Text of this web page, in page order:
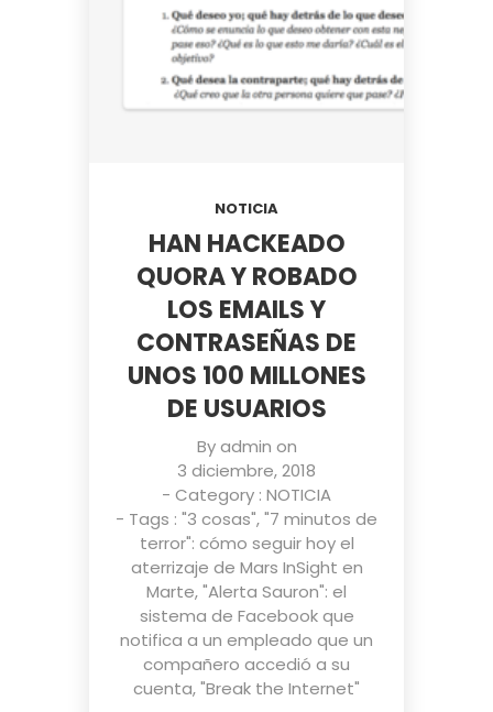
NOTICIA
HAN HACKEADO
QUORA Y ROBADO
LOS EMAILS Y
CONTRASEÑAS DE
UNOS 100 MILLONES
DE USUARIOS
Byadmin on
3 diciembre, 2018
- Category : NOTICIA
- Tags : "3 cosas","7 minutos de
terror": cómo seguir hoy el
aterrizaje de Mars InSight en
Marte,"Alerta Sauron": el
sistema de Facebook que
notifica a un empleado que un
compañero accedió a su
cuenta,"Break the Internet"